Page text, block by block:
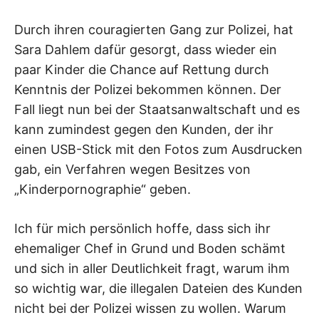
Durch ihren couragierten Gang zur Polizei, hat
Sara Dahlem dafür gesorgt, dass wieder ein
paar Kinder die Chance auf Rettung durch
Kenntnis der Polizei bekommen können. Der
Fall liegt nun bei der Staatsanwaltschaft und es
kann zumindest gegen den Kunden, der ihr
einen USB-Stick mit den Fotos zum Ausdrucken
gab, ein Verfahren wegen Besitzes von
„Kinderpornographie“ geben.
Ich für mich persönlich hoffe, dass sich ihr
ehemaliger Chef in Grund und Boden schämt
und sich in aller Deutlichkeit fragt, warum ihm
so wichtig war, die illegalen Dateien des Kunden
nicht bei der Polizei wissen zu wollen. Warum